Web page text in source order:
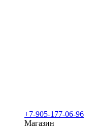
+7-905-177-06-96
Магазин